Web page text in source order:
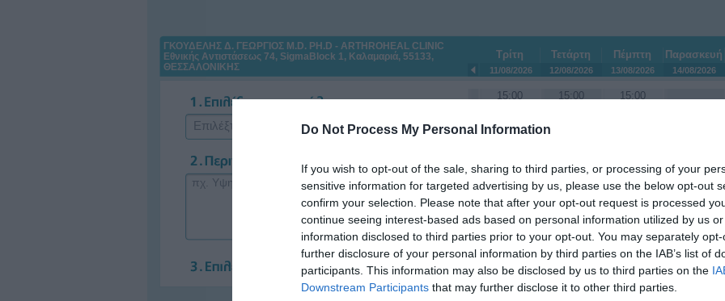
Do Not Process My Personal Information
If you wish to opt-out of the sale, sharing to third parties, or processing of your
sensitive information for targeted advertising by us, please use the below opt-out
confirm your selection. Please note that after your opt-out request is processed
continue seeing interest-based ads based on personal information utilized by us
information disclosed to third parties prior to your opt-out. You may separately
further disclosure of your personal information by third parties on the IAB’s list of
participants. This information may also be disclosed by us to third parties on the
Downstream Participants that may further disclose it to other third parties.
ΓΚΟΥΔΕΛΗΣ Δ. ΓΕΩΡΓΙΟΣ M.D. PH.D - ARTHROHEAL CLINIC
Εθνικής Αντιστάσεως 74, SigmaBlock 1, Καλαμαριά, 55133,
ΘΕΣΣΑΛΟΝΙΚΗΣ
Επιλέξτε Ασφαλιστικό Ταμείο
Τρίτη
11/08/2026
Τετάρτη
12/08/2026
Πέμπτη
13/08/2026
Παρασκευή
14/08/2026
15:00
16:30
17:30
18:00
18:30
15:00
17:30
18:30
15:00
17:30
18:30
Εκτιμώμενη διάρκεια ραντεβού: